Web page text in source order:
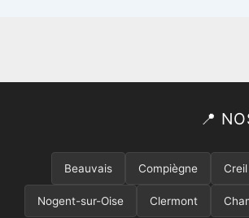
📍
Beauvais Compiègne Creil
Nogent-sur-Oise Clermont